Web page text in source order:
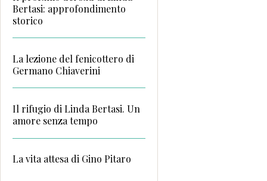
Bertasi: approfondimento
storico
La lezione del fenicottero di
Germano Chiaverini
Il rifugio di Linda Bertasi. Un
amore senza tempo
La vita attesa di Gino Pitaro